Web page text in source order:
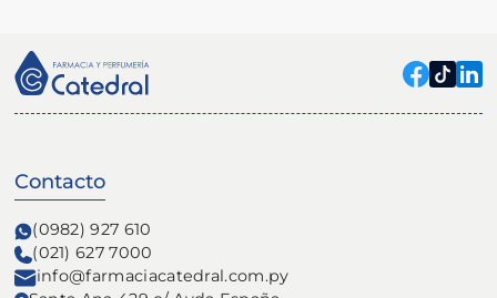
Contacto
(0982) 927 610
(021) 627 7000
info@farmaciacatedral.com.py